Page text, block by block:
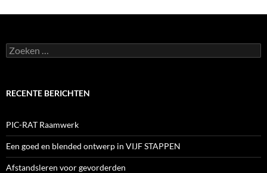
Zoeken
naar:
RECENTE BERICHTEN
PIC-RAT Raamwerk
Een goed en blended ontwerp in VIJF STAPPEN
Afstandsleren voor gevorderden